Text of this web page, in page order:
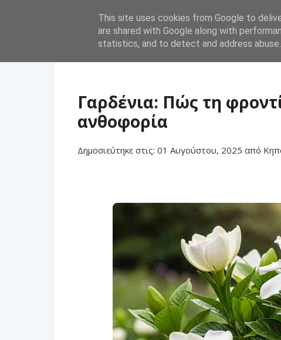
Γαρδένια: Πώς τη
ανθοφορία
Δημοσιεύτηκε στις: 01 Αυγούστου, 2025 από
This site uses cookies from Google to
are shared with Google along with
statistics, and to detect and address abuse.